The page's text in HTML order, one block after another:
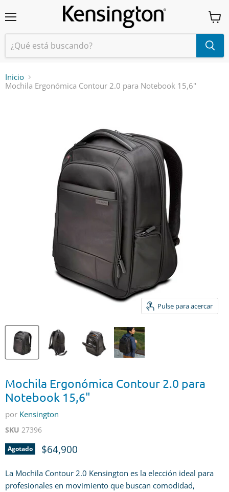
Ver
Inicio
Mochila Ergonómica Contour 2.0 para Notebook 15,6"
Pulse para acercar
Mochila Ergonómica Contour 2.0 para
Notebook 15,6"
por Kensington
SKU 27396
Agotado Precio actual
$64,900
La Mochila Contour 2.0 Kensington es la elección ideal para
profesionales en movimiento que buscan comodidad,